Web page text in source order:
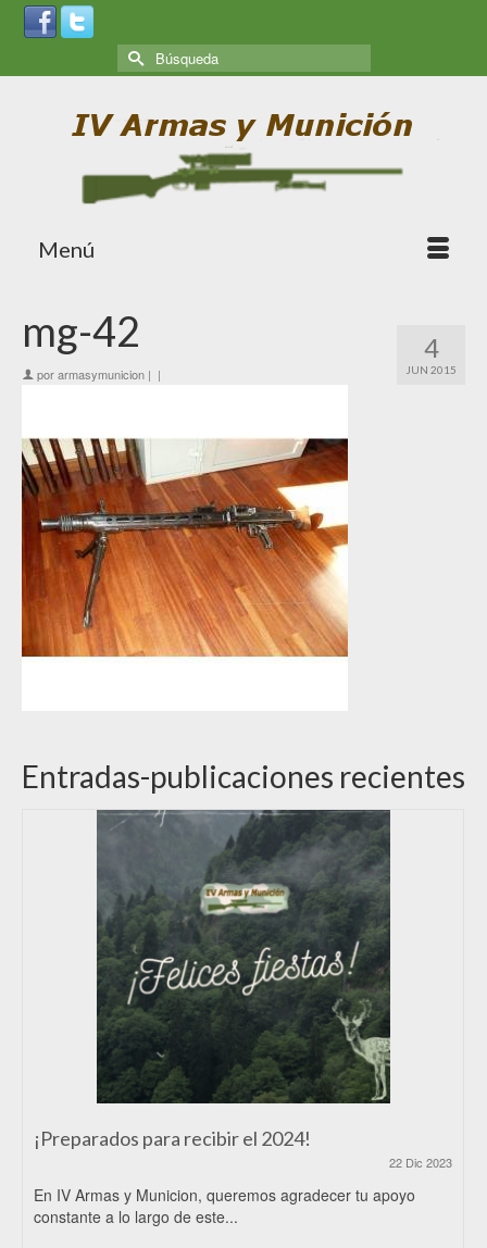
Menú
4
JUN 2015
mg-42
porarmasymunicion | |
Entradas-publicaciones recientes
¡Preparados para recibir el 2024!
22 Dic 2023
En IV Armas y Municion, queremos agradecer tu apoyo
constante a lo largo de este...